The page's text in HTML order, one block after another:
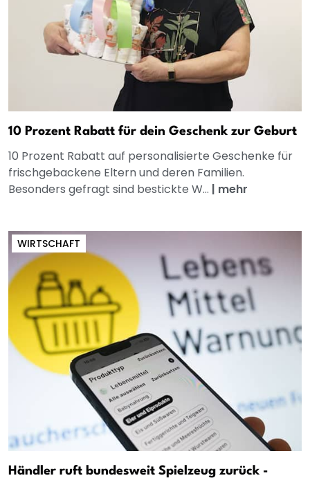
10 Prozent Rabatt für dein Geschenk zur Geburt
10 Prozent Rabatt auf personalisierte Geschenke für
frischgebackene Eltern und deren Familien.
Besonders gefragt sind bestickte W... | mehr
WIRTSCHAFT
Händler ruft bundesweit Spielzeug zurück -